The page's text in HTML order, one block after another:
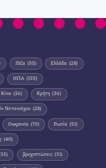
Γάζα (55) Ελλάδα (28)
ΗΠΑ (155)
Κίνα (26) Κρήτη (36)
Νετανιάχου (28)
Ουκρανία (70) Ρωσία (51)
(40)
βροχοπτώσεις (31)